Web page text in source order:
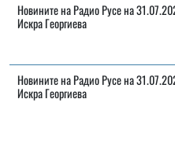
Новините на Радио Русе на
Искра Георгиева
Новините на Радио Русе на
Искра Георгиева